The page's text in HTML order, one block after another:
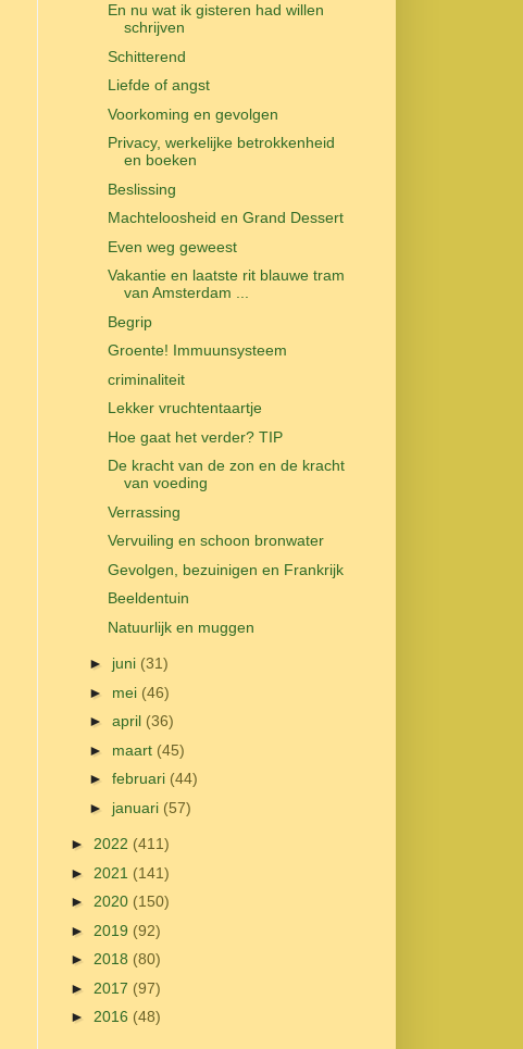
En nu wat ik gisteren had willen
schrijven
Schitterend
Liefde of angst
Voorkoming en gevolgen
Privacy, werkelijke betrokkenheid
en boeken
Beslissing
Machteloosheid en Grand Dessert
Even weg geweest
Vakantie en laatste rit blauwe tram
van Amsterdam ...
Begrip
Groente! Immuunsysteem
criminaliteit
Lekker vruchtentaartje
Hoe gaat het verder? TIP
De kracht van de zon en de kracht
van voeding
Verrassing
Vervuiling en schoon bronwater
Gevolgen, bezuinigen en Frankrijk
Beeldentuin
Natuurlijk en muggen
► juni (31)
► mei (46)
► april (36)
► maart (45)
► februari (44)
► januari (57)
► 2022 (411)
► 2021 (141)
► 2020 (150)
► 2019 (92)
► 2018 (80)
► 2017 (97)
► 2016 (48)